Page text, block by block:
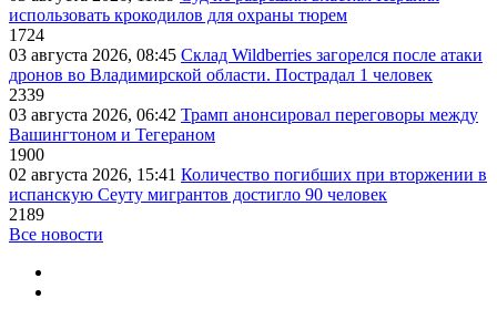
использовать крокодилов для охраны тюрем
1724
03 августа 2026, 08:45 Склад Wildberries загорелся после атаки
дронов во Владимирской области. Пострадал 1 человек
2339
03 августа 2026, 06:42 Трамп анонсировал переговоры между
Вашингтоном и Тегераном
1900
02 августа 2026, 15:41 Количество погибших при вторжении в
испанскую Сеуту мигрантов достигло 90 человек
2189
Все новости